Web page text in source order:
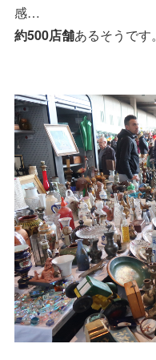
感…
約500店舗あるそうです。